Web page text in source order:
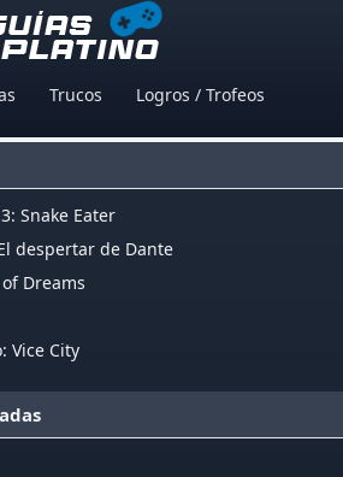
Trucos Logros / Trofeos
Snake Eater
despertar de Dante
Dreams
Vice City